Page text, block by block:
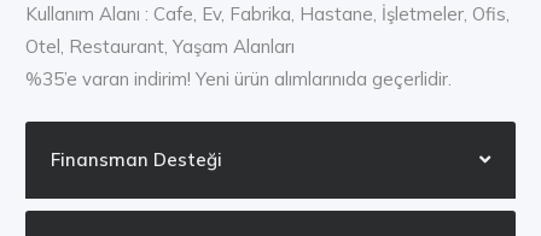
Kullanım Alanı : Cafe, Ev, Fabrika, Hastane, İşletmeler, Ofis,
Otel, Restaurant, Yaşam Alanları
%35’e varan indirim! Yeni ürün alımlarınıda geçerlidir.
Finansman Desteği